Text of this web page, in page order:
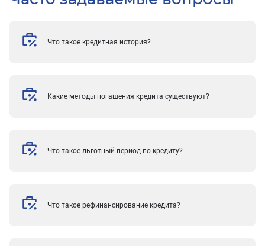
Что такое кредитная история?
Какие методы погашения кредита существуют?
Что такое льготный период по кредиту?
Что такое рефинансирование кредита?